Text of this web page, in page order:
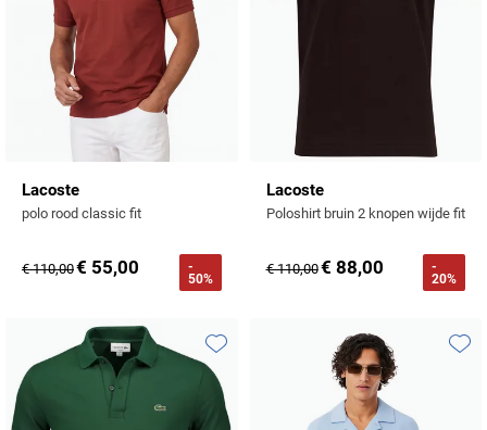
Lacoste
polo rood classic fit
€ 110,00€ 55,00
-
50%
Lacoste
Poloshirt bruin 2 knopen wijde fit
€ 110,00€ 88,00
-
20%
Toevoegen aan favorieten